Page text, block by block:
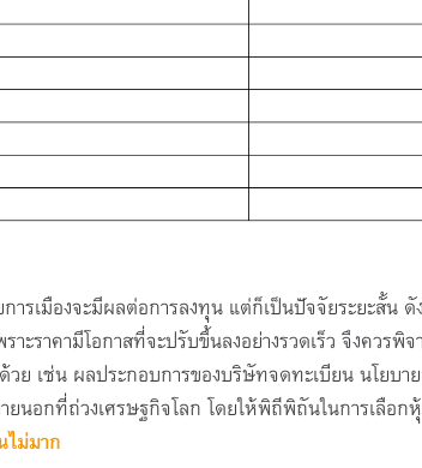
ารเมืองจะมีผลต่อการลงทุน แต่ก็เป็นปัจจัยระยะสั้น
ราะราคามีโอกาสที่จะปรับขึ้นลงอย่างรวดเร็ว จึงคว
ย เช่น ผลประกอบการของบริษัทจดทะเบียน นโยบา
นอกที่ถ่วงเศรษฐกิจโลก โดยให้พิถีพิถันในการเลือก
ไม่มาก